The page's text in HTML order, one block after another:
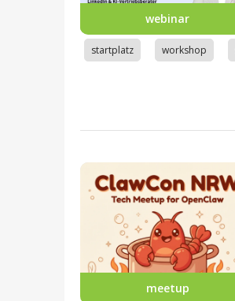
webinar
startplatz workshop
meetup